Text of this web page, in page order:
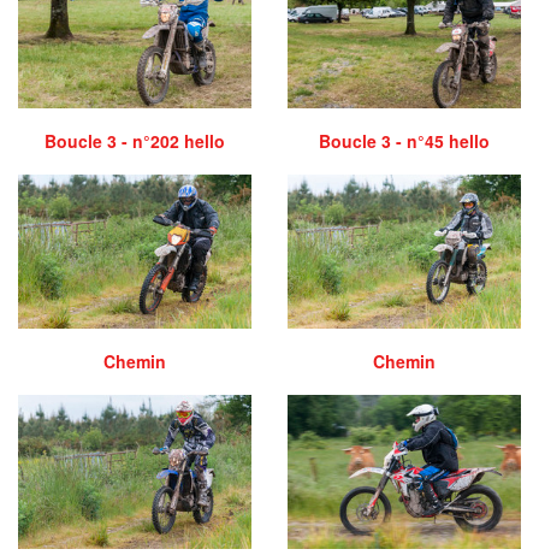
Boucle 3 - n°202 hello Boucle 3 - n°45 hello
Chemin Chemin